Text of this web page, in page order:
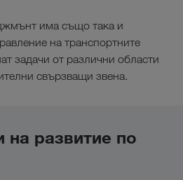
има също така и
на транспортните
задачи от различни области
свързващи звена.
на развитие по